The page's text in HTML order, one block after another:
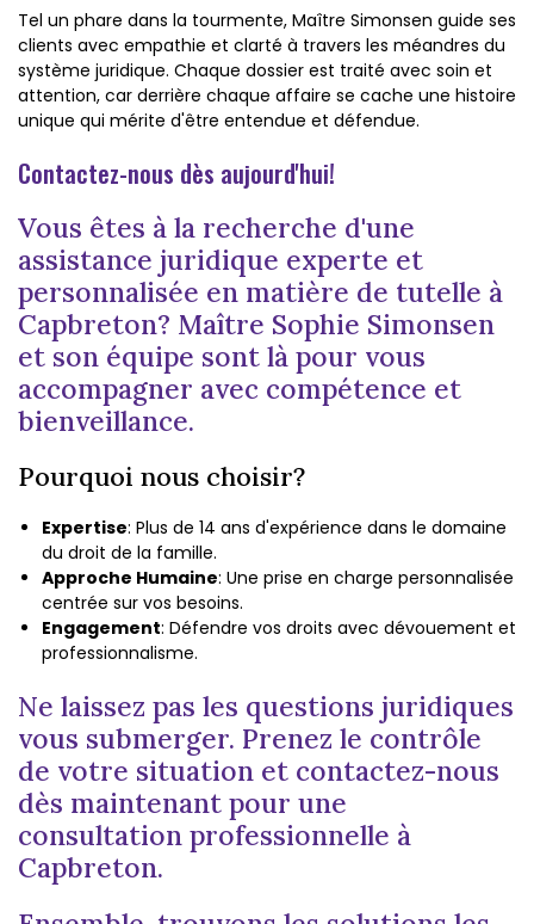
Tel un phare dans la tourmente, Maître Simonsen guide ses
clients avec empathie et clarté à travers les méandres du
système juridique. Chaque dossier est traité avec soin et
attention, car derrière chaque affaire se cache une histoire
unique qui mérite d'être entendue et défendue.
Contactez-nous dès aujourd'hui!
Vous êtes à la recherche d'une
assistance juridique experte et
personnalisée en matière de tutelle à
Capbreton? Maître Sophie Simonsen
et son équipe sont là pour vous
accompagner avec compétence et
bienveillance.
Pourquoi nous choisir?
Expertise: Plus de 14 ans d'expérience dans le domaine
du droit de la famille.
Approche Humaine: Une prise en charge personnalisée
centrée sur vos besoins.
Engagement: Défendre vos droits avec dévouement et
professionnalisme.
Ne laissez pas les questions juridiques
vous submerger. Prenez le contrôle
de votre situation et contactez-nous
dès maintenant pour une
consultation professionnelle à
Capbreton.